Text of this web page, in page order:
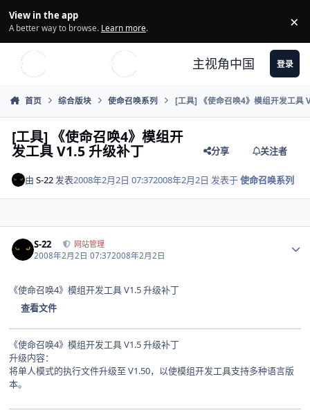
View in the app
A better way to browse. Learn more. ×
主视角中国 登录
首页 综合版块 使命召唤系列 [工具] 《使命召唤4》模组开发工具
[工具] 《使命召唤4》模组开
发工具 V1.5 升级补丁 分享 关注者
由S-22 发表2008年2月2日 07:372008年2月2日 发表于使命召唤系列
S-22 网站管理
2008年2月2日 07:372008年2月2日
《使命召唤4》模组开发工具 V1.5 升级补丁
查看文件
《使命召唤4》模组开发工具 V1.5 升级补丁
升级内容：
将单人模式的执行文件升级至 V1.50，以使模组开发工具支持多种语言版
本。